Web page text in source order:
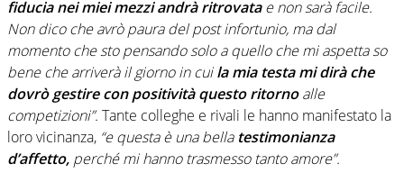
fiducia nei miei mezzi andrà ritrovatae non sarà facile.
Non dico che avrò paura del post infortunio, ma dal
momento che sto pensando solo a quello che mi aspetta so
bene che arriverà il giorno in cuila mia testa mi dirà che
dovrò gestire con positività questo ritornoalle
competizioni”. Tante colleghe e rivali le hanno manifestato la
loro vicinanza, “e questa è una bella testimonianza
d’affetto, perché mi hanno trasmesso tanto amore”.